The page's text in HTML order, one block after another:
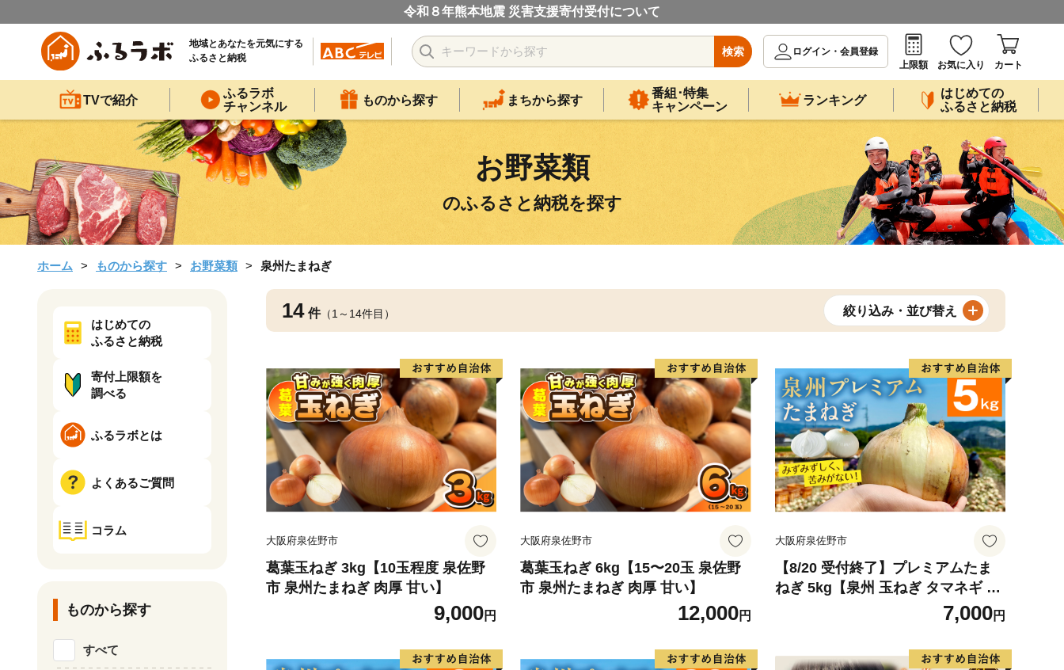
令和８年熊本地震 災害支援寄付受付について
地域とあなたを元気にする
ふるさと納税
検索
ログイン・会員登録
上限額
お気に入り カート
TVで紹介
ふるラボ
チャンネル
ものから探す まちから探す
番組･特集
キャンペーン
ランキング
はじめての
ふるさと納税
お野菜類
のふるさと納税を探す
ホーム ものから探す お野菜類 泉州たまねぎ
14 件（1～14件目） 絞り込み・並び替え
大阪府泉佐野市
葛葉玉ねぎ 3kg【10玉程度 泉佐野
市 泉州たまねぎ 肉厚 甘い】
9,000円
大阪府泉佐野市
葛葉玉ねぎ 6kg【15〜20玉 泉佐野
市 泉州たまねぎ 肉厚 甘い】
12,000円
大阪府泉佐野市
【8/20 受付終了】プレミアムたま
ねぎ 5kg【泉州 玉ねぎ タマネギ 玉
葱 甘い 野菜 国産 オニオン サラダ
7,000円
はじめての
ふるさと納税
寄付上限額を
調べる
ふるラボとは
よくあるご質問
コラム
ものから探す
すべて